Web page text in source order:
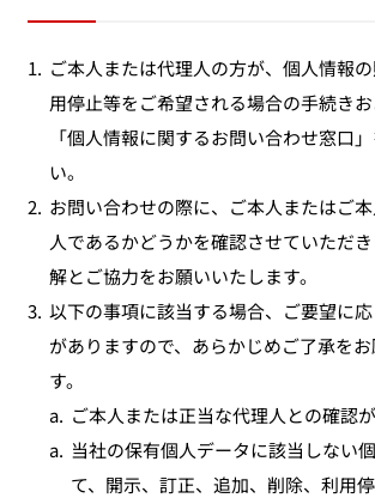
1. ご本人または代理人の方が、個人情報
用停止等をご希望される場合の手続きお
「個人情報に関するお問い合わせ窓口
い。
2. お問い合わせの際に、ご本人またはご
人であるかどうかを確認させていただ
解とご協力をお願いいたします。
3. 以下の事項に該当する場合、ご要望に
がありますので、あらかじめご了承を
す。
a. ご本人または正当な代理人との確認
a. 当社の保有個人データに該当しない
て、開示、訂正、追加、削除、利用